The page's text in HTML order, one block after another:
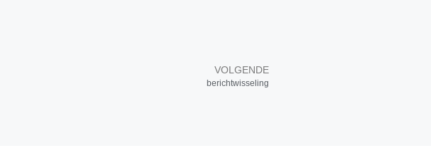
VOLGENDE
berichtwisseling